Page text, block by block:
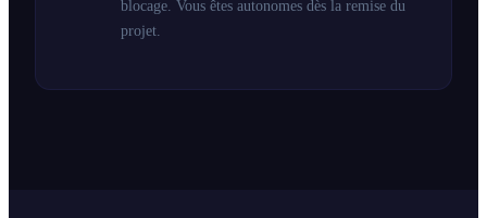
blocage. Vous êtes autonomes dès la remise du
projet.